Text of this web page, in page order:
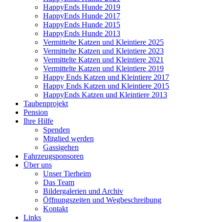
HappyEnds Hunde 2019
HappyEnds Hunde 2017
HappyEnds Hunde 2015
HappyEnds Hunde 2013
Vermittelte Katzen und Kleintiere 2025
Vermittelte Katzen und Kleintiere 2023
Vermittelte Katzen und Kleintiere 2021
Vermittelte Katzen und Kleintiere 2019
Happy Ends Katzen und Kleintiere 2017
Happy Ends Katzen und Kleintiere 2015
HappyEnds Katzen und Kleintiere 2013
Taubenprojekt
Pension
Ihre Hilfe
Spenden
Mitglied werden
Gassigehen
Fahrzeugsponsoren
Über uns
Unser Tierheim
Das Team
Bildergalerien und Archiv
Öffnungszeiten und Wegbeschreibung
Kontakt
Links